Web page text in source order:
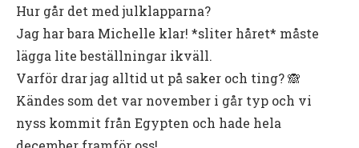
Hur går det med julklapparna?
Jag har bara Michelle klar! *sliter håret* måste
lägga lite beställningar ikväll.
Varför drar jag alltid ut på saker och ting? 🙈
Kändes som det var november i går typ och vi
nyss kommit från Egypten och hade hela